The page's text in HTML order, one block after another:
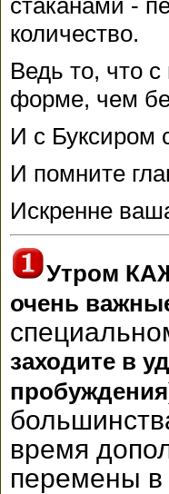
стаканами -
количество.
Ведь то, что
форме, чем
И с Буксиром
И помните
Искренне
Утром
очень
заходите в
время
перемены